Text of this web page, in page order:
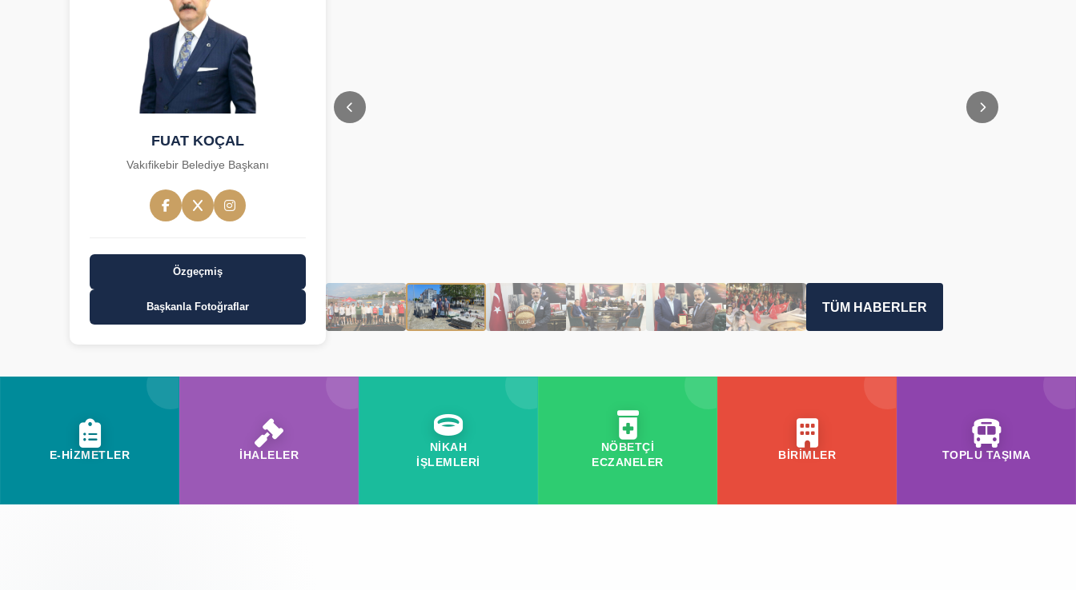
FUAT KOÇAL
Vakıfikebir Belediye Başkanı
Özgeçmiş
Başkanla Fotoğraflar TÜM HABERLER
E-HİZMETLER İHALELER
NİKAH
İŞLEMLERİ
NÖBETÇİ
ECZANELER
BİRİMLER TOPLU TAŞIMA